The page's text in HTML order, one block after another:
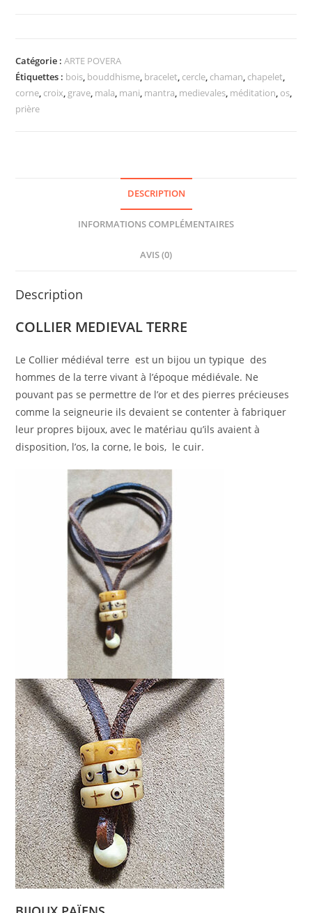
Catégorie :ARTE POVERA
Étiquettes : bois, bouddhisme, bracelet, cercle, chaman, chapelet,
corne, croix, grave, mala, mani, mantra, medievales, méditation, os,
prière
DESCRIPTION
INFORMATIONS COMPLÉMENTAIRES
AVIS (0)
Description
COLLIER MEDIEVAL TERRE
Le Collier médiéval terre est un bijou un typique des
hommes de la terre vivant à l’époque médiévale. Ne
pouvant pas se permettre de l’or et des pierres précieuses
comme la seigneurie ils devaient se contenter à fabriquer
leur propres bijoux, avec le matériau qu’ils avaient à
disposition, l’os, la corne, le bois, le cuir.